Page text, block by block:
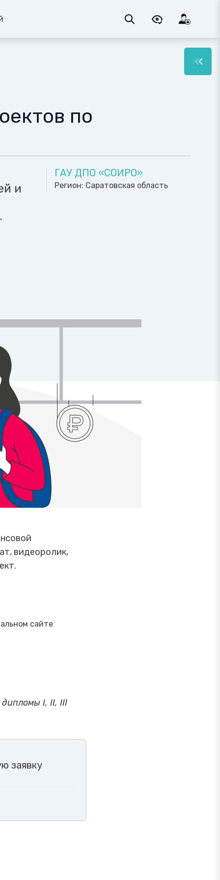
по
и
ГАУ ДПО «СОИРО»
Регион: Саратовская область
видеоролик,
сайте
дипломы I, II, III
заявку